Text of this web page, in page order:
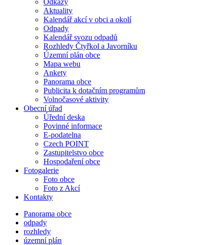
Odkazy
Aktuality
Kalendář akcí v obci a okolí
Odpady
Kalendář svozu odpadů
Rozhledy Čtyřkol a Javorníku
Územní plán obce
Mapa webu
Ankety
Panorama obce
Publicita k dotačním programům
Volnočasové aktivity
Obecní úřad
Úřední deska
Povinné informace
E-podatelna
Czech POINT
Zastupitelstvo obce
Hospodaření obce
Fotogalerie
Foto obce
Foto z Akcí
Kontakty
Panorama obce
odpady
rozhledy
územní plán